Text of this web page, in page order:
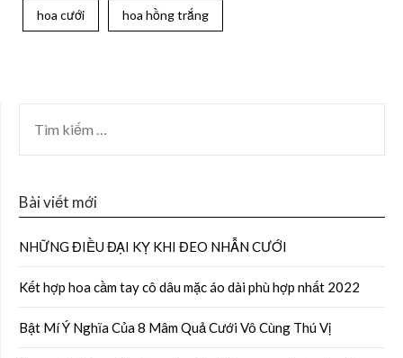
hoa cưới hoa hồng trắng
Bài viết mới
NHỮNG ĐIỀU ĐẠI KỴ KHI ĐEO NHẪN CƯỚI
Kết hợp hoa cầm tay cô dâu mặc áo dài phù hợp nhất 2022
Bật Mí Ý Nghĩa Của 8 Mâm Quả Cưới Vô Cùng Thú Vị